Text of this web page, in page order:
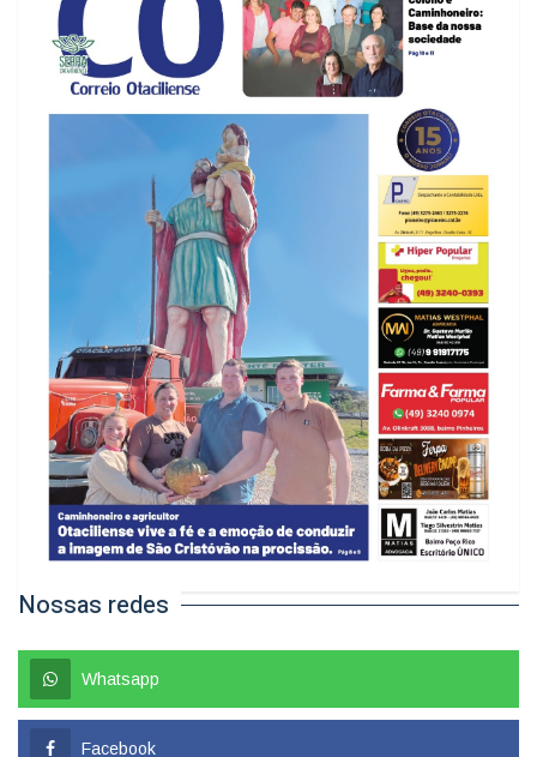
Nossas redes
Whatsapp
Facebook